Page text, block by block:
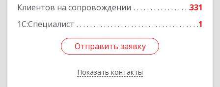
Клиентов на сопровождении
331
1С:Специалист
1
Отправить заявку
Показать контакты
Отправить заявку
Назад